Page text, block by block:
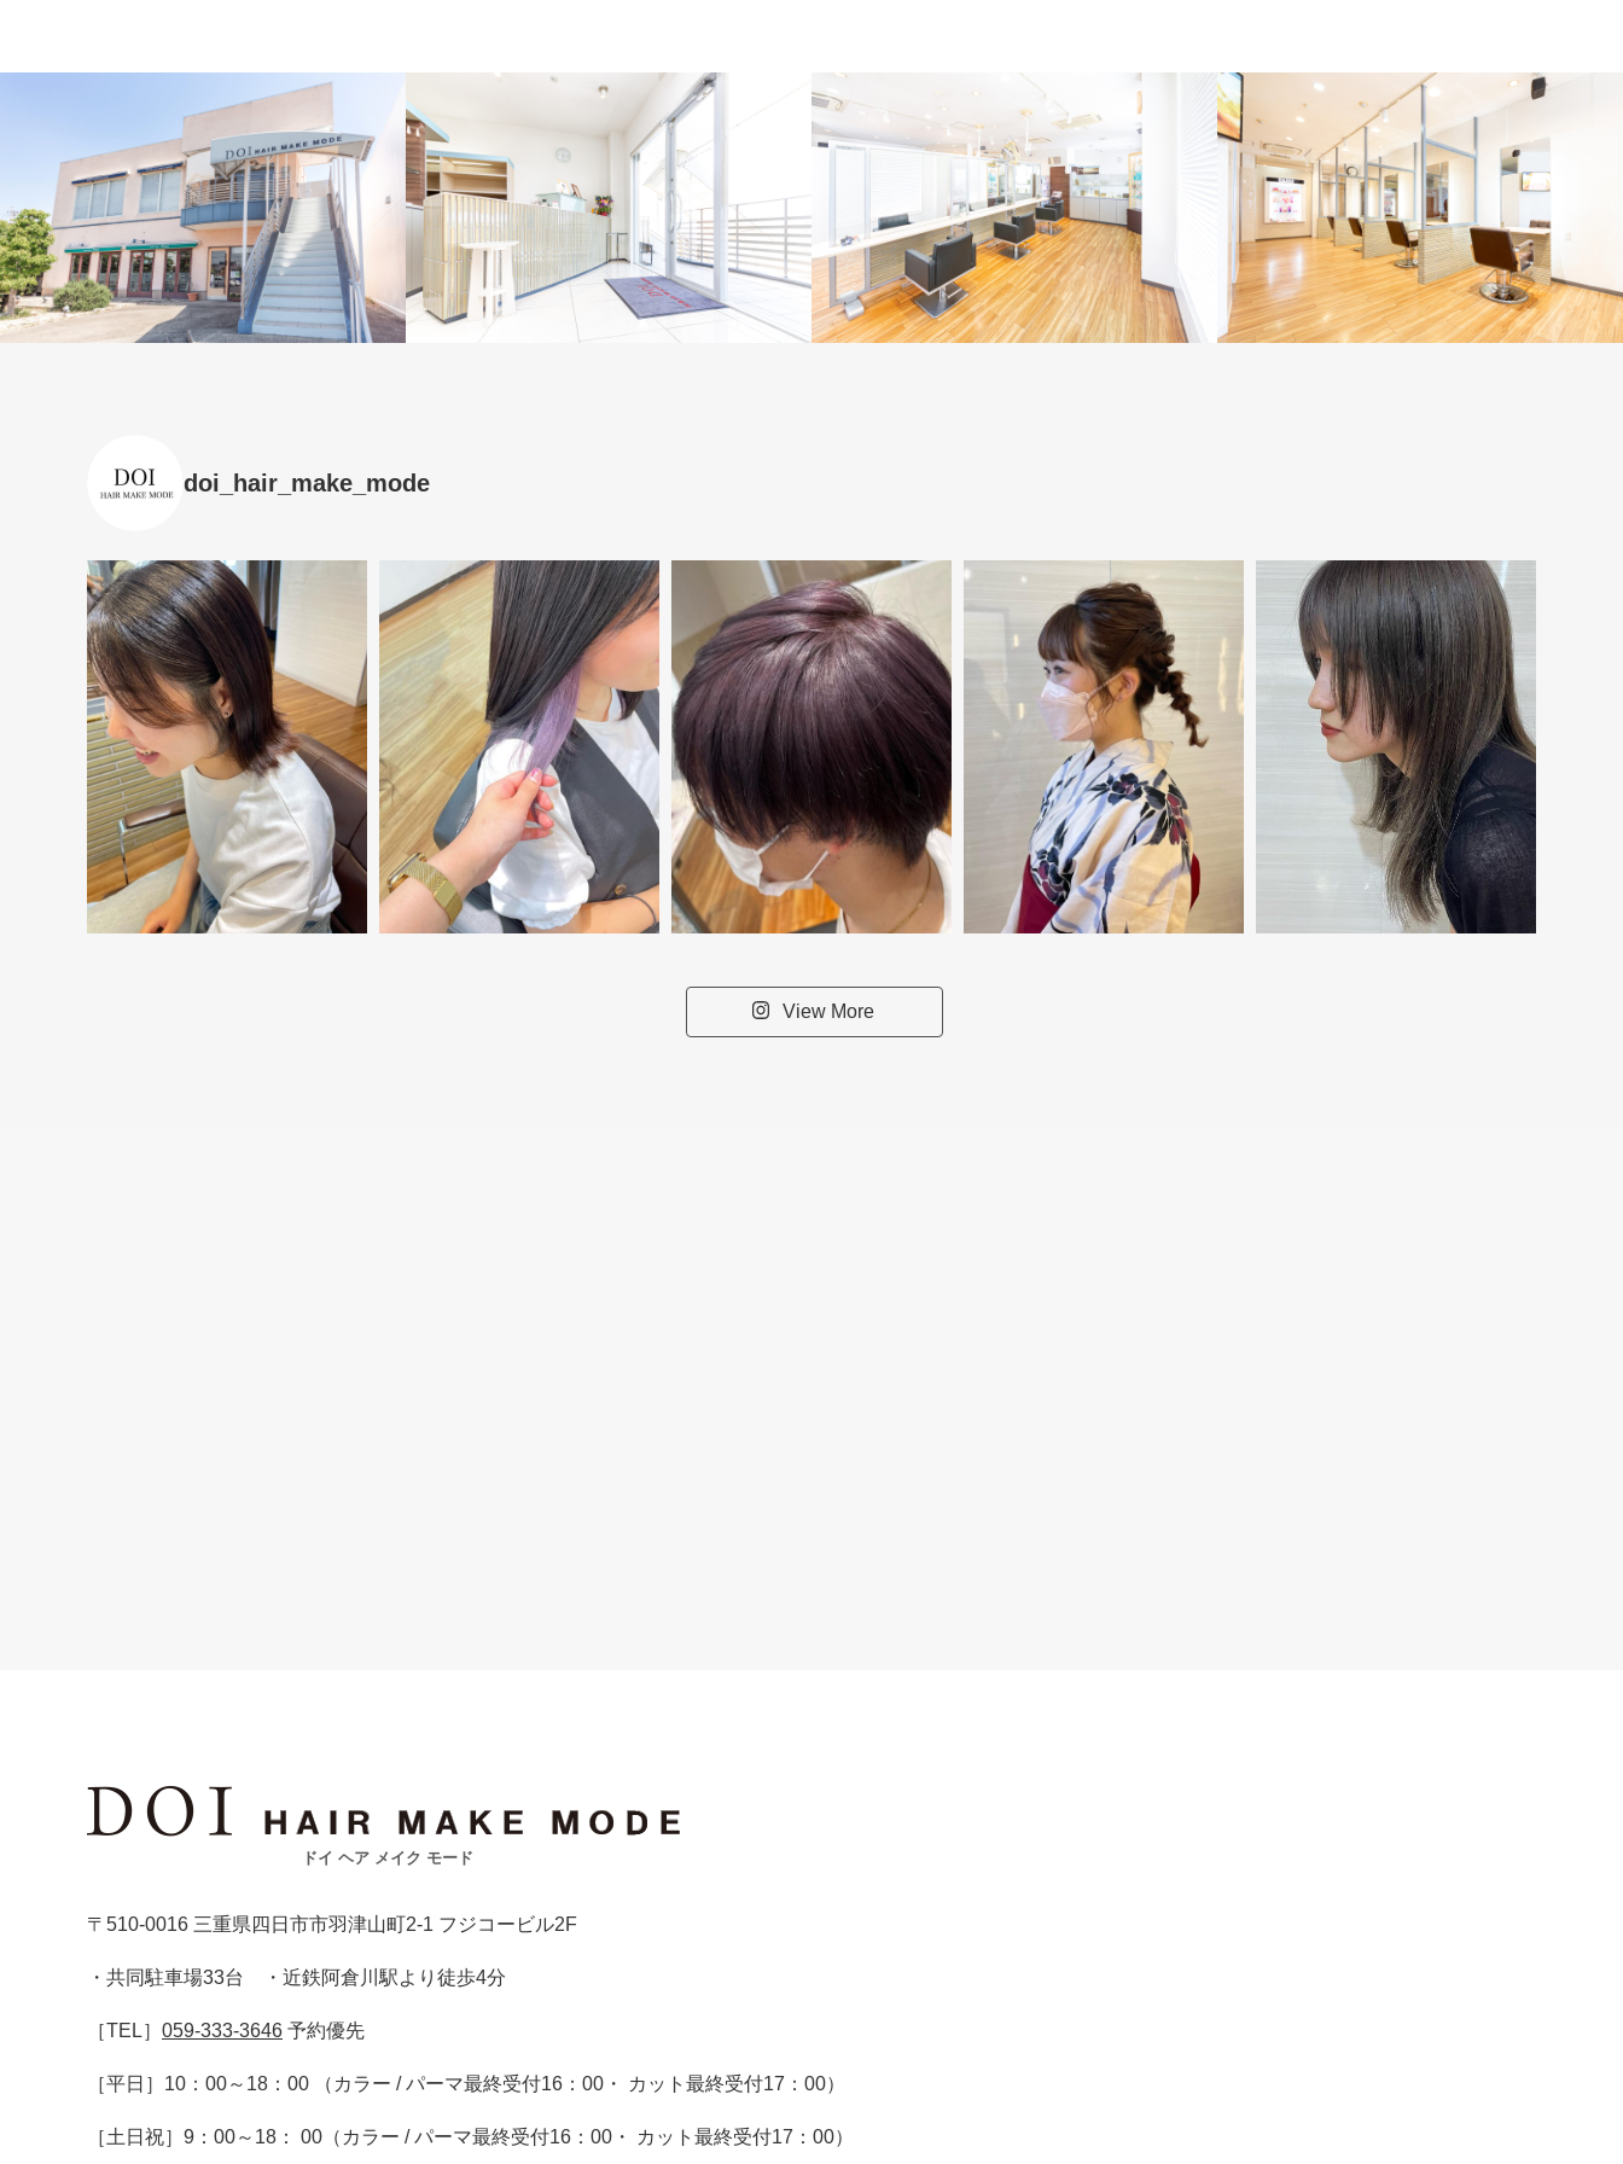
doi_hair_make_mode
View More
ドイ ヘア メイク モード
〒510-0016 三重県四日市市羽津山町2-1 フジコービル2F
・共同駐車場33台 ・近鉄阿倉川駅より徒歩4分
［TEL］ 059-333-3646 予約優先
［平日］10：00～18：00 （カラー / パーマ最終受付16：00・ カット最終受付17：00）
［土日祝］9：00～18： 00（カラー / パーマ最終受付16：00・ カット最終受付17：00）